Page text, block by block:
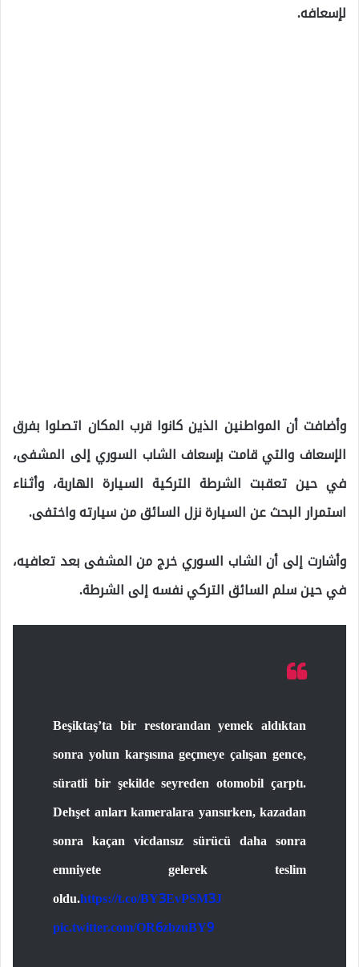
لإسعافه.
وأضافت أن المواطنين الذين كانوا قرب المكان اتصلوا بفرق
الإسعاف والتي قامت بإسعاف الشاب السوري إلى المشفى،
في حين تعقبت الشرطة التركية السيارة الهاربة، وأثناء
استمرار البحث عن السيارة نزل السائق من سيارته واختفى.
وأشارت إلى أن الشاب السوري خرج من المشفى بعد تعافيه،
في حين سلم السائق التركي نفسه إلى الشرطة.
Beşiktaş’ta bir restorandan yemek aldıktan
sonra yolun karşısına geçmeye çalışan gence,
süratli bir şekilde seyreden otomobil çarptı.
Dehşet anları kameralara yansırken, kazadan
sonra kaçan vicdansız sürücü daha sonra
emniyete gelerek teslim
oldu.https://t.co/BY3EvPSM3J
pic.twitter.com/OR6zbzuBY9